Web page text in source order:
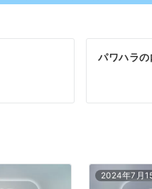
パワハラの
2024年7月